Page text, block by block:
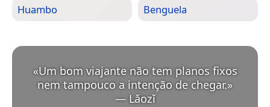
Huambo Benguela
«Um bom viajante não tem planos fixos
nem tampouco a intenção de chegar.
— Lǎozǐ